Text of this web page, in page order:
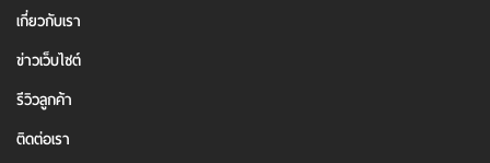
เกี่ยวกับเรา
ข่าวเว็บไซต์
รีวิวลูกค้า
ติดต่อเรา